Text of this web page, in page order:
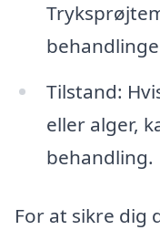
Tilstand:
eller alger,
behandling.
For at sikre dig